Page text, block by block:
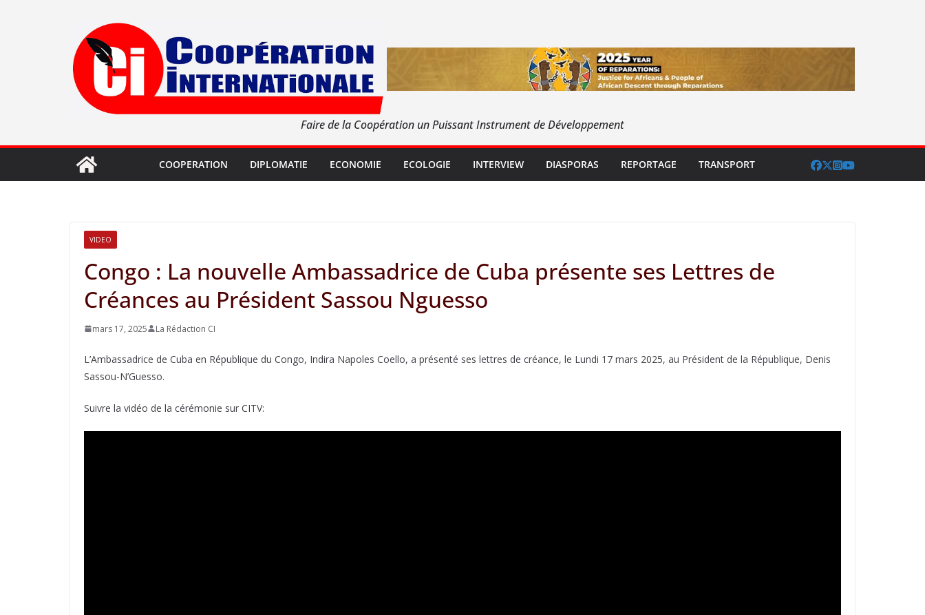
Faire de la Coopération un Puissant Instrument de Développement
COOPERATION DIPLOMATIE ECONOMIE ECOLOGIE INTERVIEW DIASPORAS REPORTAGE TRANSPORT
VIDEO
Congo : La nouvelle Ambassadrice de Cuba présente ses Lettres de
Créances au Président Sassou Nguesso
mars 17, 2025 La Rédaction CI
L’Ambassadrice de Cuba en République du Congo, Indira Napoles Coello, a présenté ses lettres de créance, le Lundi 17 mars 2025, au Président de la République, Denis
Sassou-N’Guesso.
Suivre la vidéo de la cérémonie sur CITV: